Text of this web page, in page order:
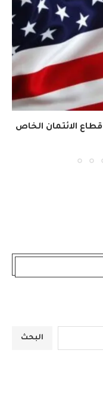
الائتمان الخاص
البحث